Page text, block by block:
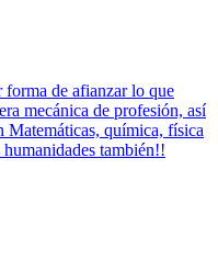
de afianzar lo que
mecánica de profesión, así
Matemáticas, química, física
también!!